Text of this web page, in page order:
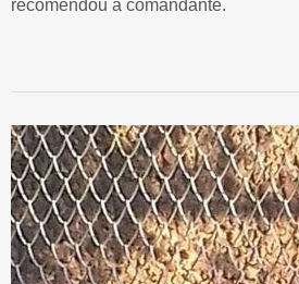
recomendou a comandante.